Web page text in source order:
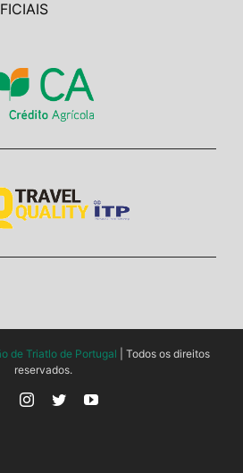
de Triatlo de Portugal | Todos os direitos
reservados.
FacebookInstagram
TwitterYouTube